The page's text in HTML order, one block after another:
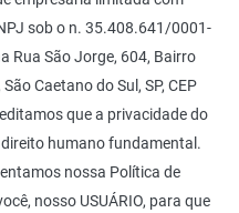
sob o n. 35.408.641 /0001-
Rua São Jorge, 604, Bairro
Caetano do Sul, SP, CEP
que a privacidade do
humano fundamental.
nossa Política de
nosso USUÁRIO, para que